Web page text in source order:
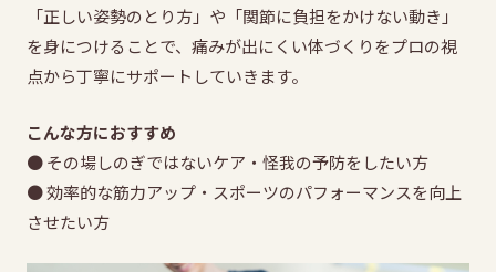
「正しい姿勢のとり方」や「関節に負担をかけない動き」
を身につけることで、痛みが出にくい体づくりをプロの視
点から丁寧にサポートしていきます。
こんな方におすすめ
● その場しのぎではないケア・怪我の予防をしたい方
● 効率的な筋力アップ・スポーツのパフォーマンスを向上
させたい方